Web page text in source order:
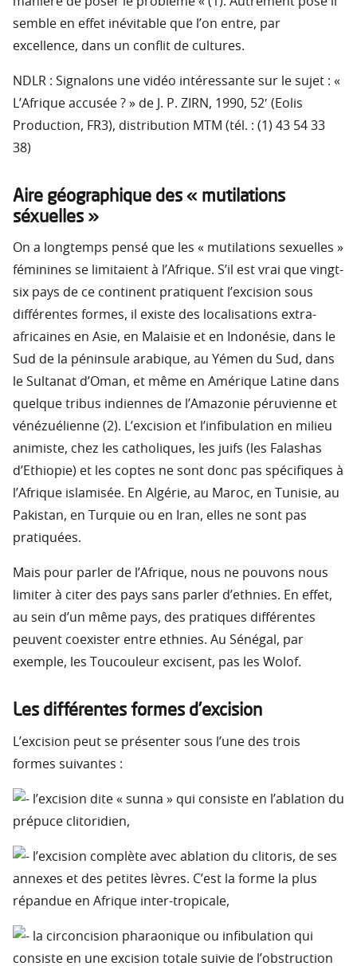
semble en effet inévitable que l’on entre, par
excellence, dans un conflit de cultures.
NDLR : Signalons une vidéo intéressante sur le sujet : «
L’Afrique accusée ? » de J. P. ZIRN, 1990, 52′ (Eolis
Production, FR3), distribution MTM (tél. : (1) 43 54 33
38)
Aire géographique des « mutilations
séxuelles »
On a longtemps pensé que les « mutilations sexuelles »
féminines se limitaient à l’Afrique. S’il est vrai que vingt-
six pays de ce continent pratiquent l’excision sous
différentes formes, il existe des localisations extra-
africaines en Asie, en Malaisie et en Indonésie, dans le
Sud de la péninsule arabique, au Yémen du Sud, dans
le Sultanat d’Oman, et même en Amérique Latine dans
quelque tribus indiennes de l’Amazonie péruvienne et
vénézuélienne (2). L’excision et l’infibulation en milieu
animiste, chez les catholiques, les juifs (les Falashas
d’Ethiopie) et les coptes ne sont donc pas spécifiques à
l’Afrique islamisée. En Algérie, au Maroc, en Tunisie, au
Pakistan, en Turquie ou en Iran, elles ne sont pas
pratiquées.
Mais pour parler de l’Afrique, nous ne pouvons nous
limiter à citer des pays sans parler d’ethnies. En effet,
au sein d’un même pays, des pratiques différentes
peuvent coexister entre ethnies. Au Sénégal, par
exemple, les Toucouleur excisent, pas les Wolof.
Les différentes formes d’excision
L’excision peut se présenter sous l’une des trois
formes suivantes :
l’excision dite « sunna » qui consiste en l’ablation du
prépuce clitoridien,
l’excision complète avec ablation du clitoris, de ses
annexes et des petites lèvres. C’est la forme la plus
répandue en Afrique inter-tropicale,
la circoncision pharaonique ou infibulation qui
consiste en une excision totale suivie de l’obstruction